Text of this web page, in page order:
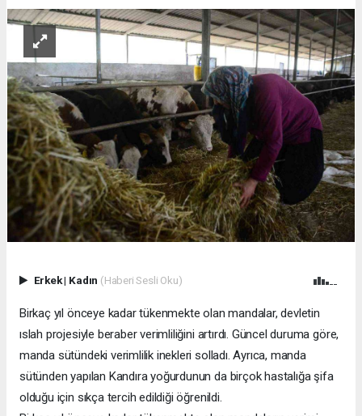
Erkek| Kadın (Haberi Sesli Oku)
Birkaç yıl önceye kadar tükenmekte olan mandalar, devletin
ıslah projesiyle beraber verimliliğini artırdı. Güncel duruma göre,
manda sütündeki verimlilik inekleri solladı. Ayrıca, manda
sütünden yapılan Kandıra yoğurdunun da birçok hastalığa şifa
olduğu için sıkça tercih edildiği öğrenildi.